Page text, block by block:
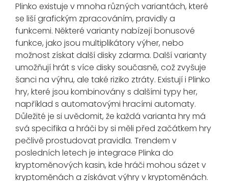
Plinko existuje v mnoha různých variantách, které
se liší grafickým zpracováním, pravidly a
funkcemi. Některé varianty nabízejí bonusové
funkce, jako jsou multiplikátory výher, nebo
možnost získat další disky zdarma. Další varianty
umožňují hrát s více disky současně, což zvyšuje
šanci na výhru, ale také riziko ztráty. Existují i Plinko
hry, které jsou kombinovány s dalšími typy her,
například s automatovými hracími automaty.
Důležité je si uvědomit, že každá varianta hry má
svá specifika a hráči by si měli před začátkem hry
pečlivě prostudovat pravidla. Trendem v
posledních letech je integrace Plinka do
kryptoměnových kasin, kde hráči mohou sázet v
kryptoměnách a získávat výhry v kryptoměnách.